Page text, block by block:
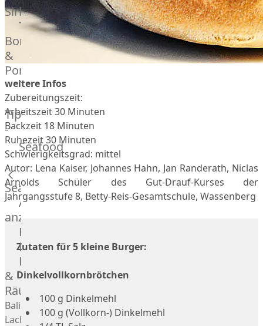
Veire
Wagyu
Beef
Schwein
Ibérico
Schwein
Joselito
Ibérico
70%
Bellota
Garimori
Ibérico
35%
Bellota
LiVar
Schweinefleisch
Mangalitza
Schwein
Geflügel
Miéral
Geflügel
Huhn
Sirloin
T-
Bone
&
Porterhouse
Tomahawk
Tri
Tip
-
Bürgermeisterstück
Bäckchen
Hanging
Tender
Special
Cuts
Rippchen
Teilstücke
vom
Rind
Teilstücke
vom
Schwein
Seafood
Seafood
Alle
anzeigen
Fisch
Meeresfrüchte
Lachs
&
Räucherlachs
Balik
Lachs
weitere Infos
Zubereitungszeit:
Arbeitszeit 30 Minuten
Backzeit 18 Minuten
Ruhezeit 30 Minuten
Schwierigkeitsgrad: mittel
Autor: Lena Kaiser, Johannes Hahn, Jan Randerath, Niclas
Arnolds Schüler des Gut-Drauf-Kurses der
Jahrgangsstufe 8, Betty-Reis-Gesamtschule, Wassenberg
Zutaten für 5 kleine Burger:
Dinkelvollkornbrötchen
100 g Dinkelmehl
100 g (Vollkorn-) Dinkelmehl